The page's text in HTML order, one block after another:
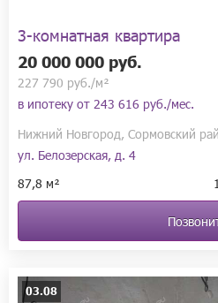
3-комнатная квартира
20 000 000 руб.
227 790 руб./м²
в ипотеку от 243 616 руб./мес.
Нижний Новгород, Сормовский
ул. Белозерская, д. 4
87,8 м²
03.08